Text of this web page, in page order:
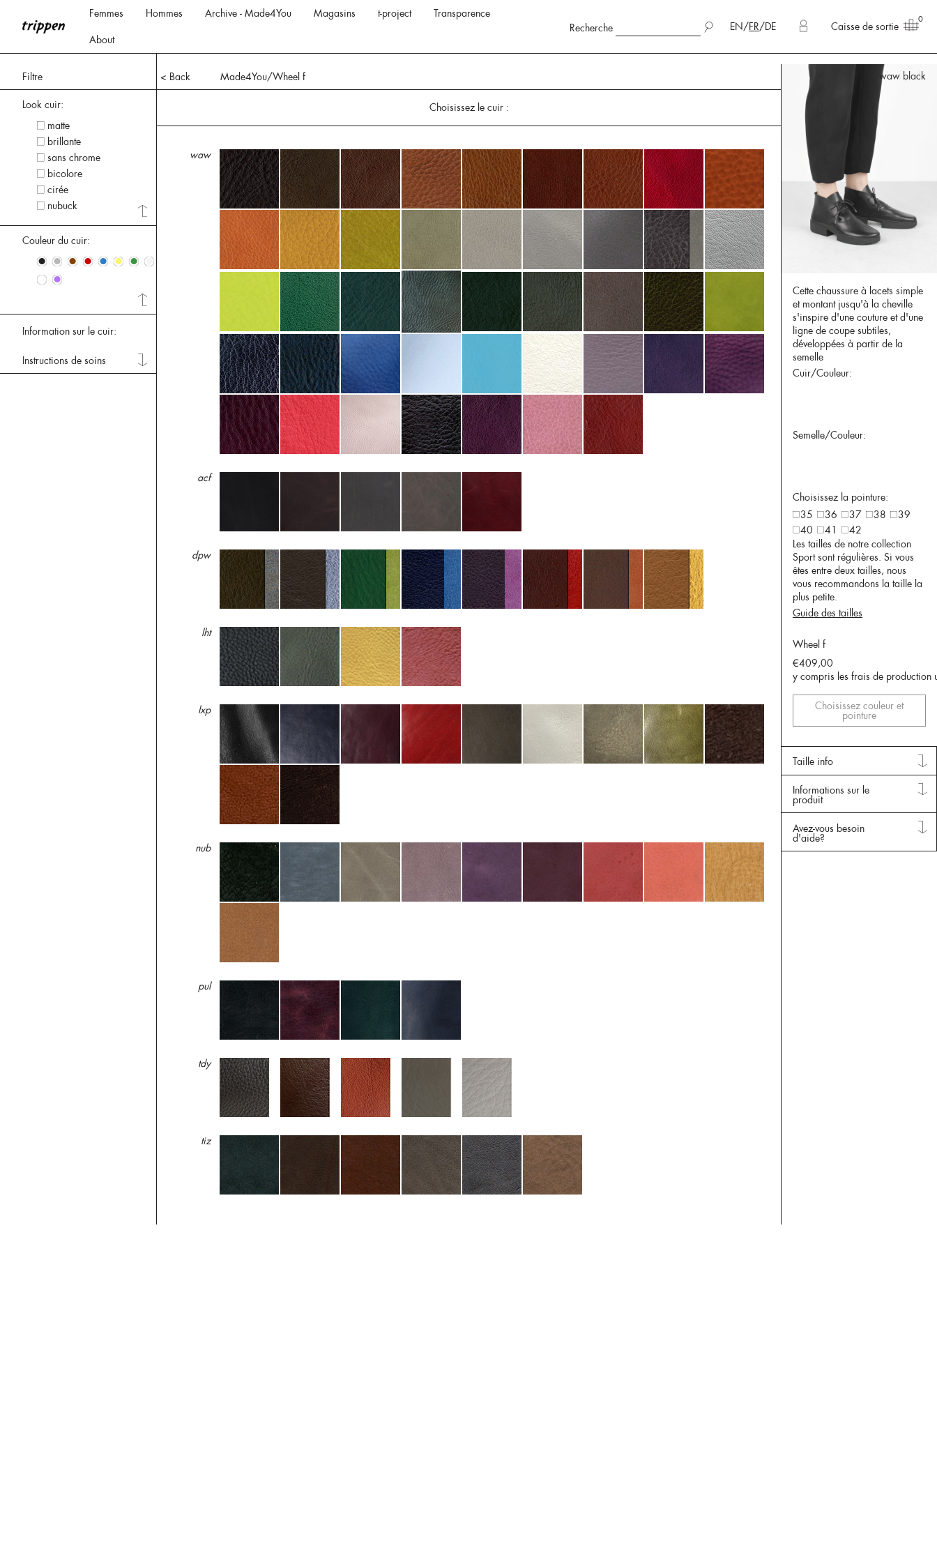
Femmes Hommes Archive - Made4You Magasins t-project Transparence
About
Recherche EN/FR/DE Caisse de sortie
0
Filtre < Back Made4You/Wheel f
Look cuir:
matte
brillante
sans chrome
bicolore
cirée
nubuck
Couleur du cuir:
• • • • • • • •
• •
Information sur le cuir:
Instructions de soins
Choisissez le cuir :
waw
acf
dpw
lht
lxp
nub
pul
tdy
tiz
waw black
Cette chaussure à lacets simple
et montant jusqu'à la cheville
s'inspire d'une couture et d'une
ligne de coupe subtiles,
développées à partir de la
semelle
Cuir/Couleur:
Semelle/Couleur:
Choisissez la pointure:
35
36 37 38
39
40
41
42
Les tailles de notre collection
Sport sont régulières. Si vous
êtes entre deux tailles, nous
vous recommandons la taille la
plus petite.
Guide des tailles
Wheel f
€409,00
y compris les frais de production
Choisissez couleur et
pointure
Taille info
Informations sur le
produit
Avez-vous besoin
d'aide?